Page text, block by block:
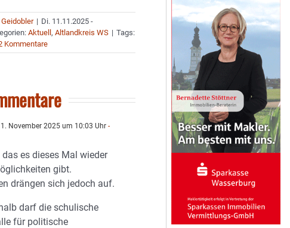
| Di. 11.11.2025 -
Aktuell,Altlandkreis WS | Tags:
Kommentare
November 2025 um 10:03 Uhr -
das es dieses Mal wieder
gibt.
drängen sich jedoch auf.
darf die schulische
für politische